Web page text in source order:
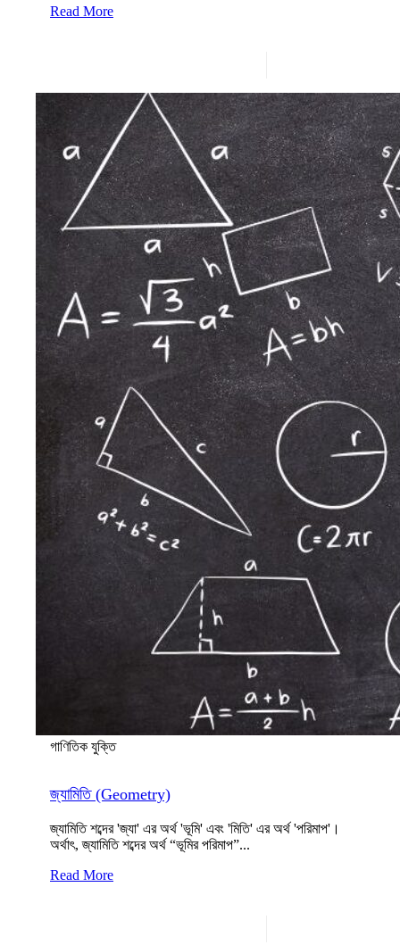
Read More
গাণিতিক যুক্তি
জ্যামিতি (Geometry)
জ্যামিতি শব্দের 'জ্যা' এর অর্থ 'ভূমি' এবং 'মিতি' এর অর্থ 'পরিমাপ'।
অর্থাৎ, জ্যামিতি শব্দের অর্থ “ভূমির পরিমাপ”...
Read More